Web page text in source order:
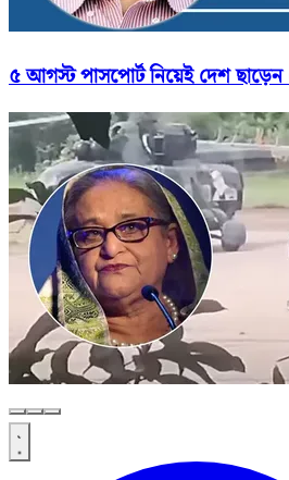
৫ আগস্ট পাসপোর্ট নিয়েই দেশ ছাড়েন